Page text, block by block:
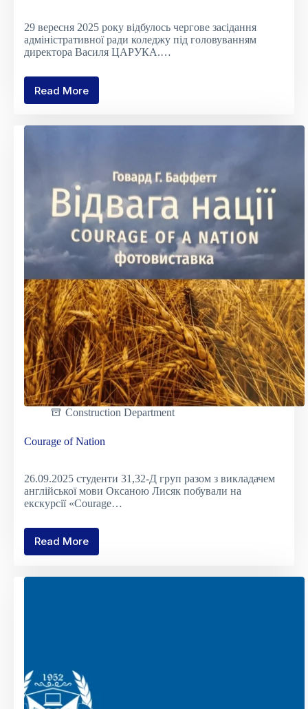
29 вересня 2025 року відбулось чергове засідання
адміністративної ради коледжу під головуванням
директора Василя ЦАРУКА.…
Read MoreAdministrative
Construction Department
Courage of Nation
26.09.2025 студенти 31,32-Д груп разом з викладачем
англійської мови Оксаною Лисяк побували на
екскурсії «Courage…
Read More
Courage